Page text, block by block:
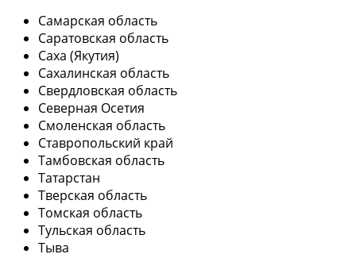
Самарская область
Саратовская область
Саха (Якутия)
Сахалинская область
Свердловская область
Северная Осетия
Смоленская область
Ставропольский край
Тамбовская область
Татарстан
Тверская область
Томская область
Тульская область
Тыва